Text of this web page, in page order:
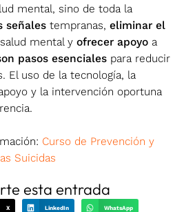
mental, sino de toda la
señales tempranas, eliminar el
mental y ofrecer apoyo a
pasos esenciales para reducir
El uso de la tecnología, la
y la intervención oportuna
Curso de Prevención y
Suicidas
esta entrada
X LinkedIn WhatsApp